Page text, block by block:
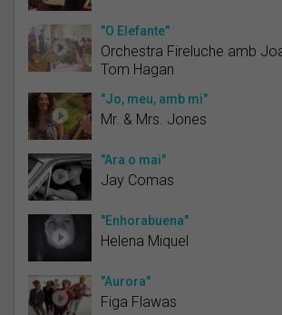
"O Elefante"
Orchestra Fireluche amb
Tom Hagan
"Jo, meu, amb mi"
Mr. & Mrs. Jones
"Ara o mai"
Jay Comas
"Enhorabuena"
Helena Miquel
"Aurora"
Figa Flawas